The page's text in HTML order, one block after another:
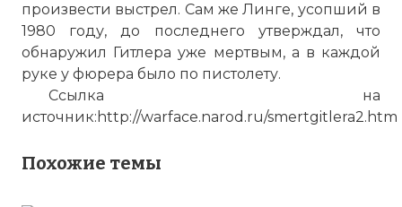
произвести выстрел. Сам же Линге, усопший в
1980 году, до последнего утверждал, что
обнаружил Гитлера уже мертвым, а в каждой
руке у фюрера было по пистолету.
Ссылка на
источник:http://warface.narod.ru/smertgitlera2.htm
Похожие темы